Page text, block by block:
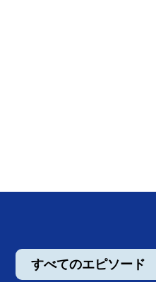
すべてのエピソード